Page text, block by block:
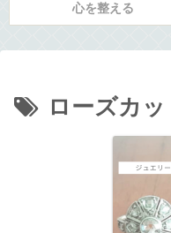
心を整える
ローズカ